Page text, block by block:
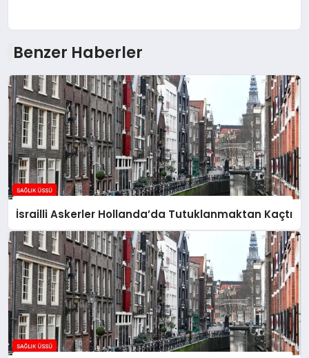
Benzer Haberler
İsrailli Askerler Hollanda’da Tutuklanmaktan Kaçtı